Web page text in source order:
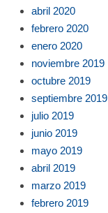
abril 2020
febrero 2020
enero 2020
noviembre 2019
octubre 2019
septiembre 2019
julio 2019
junio 2019
mayo 2019
abril 2019
marzo 2019
febrero 2019